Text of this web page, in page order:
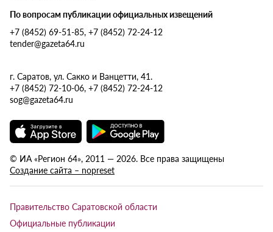
По вопросам публикации официальных извещений
+7 (8452) 69-51-85, +7 (8452) 72-24-12
tender@gazeta64.ru
г. Саратов, ул. Сакко и Ванцетти, 41.
+7 (8452) 72-10-06, +7 (8452) 72-24-12
sog@gazeta64.ru
© ИА «Регион 64», 2011 — 2026. Все права защищены
Создание сайта – nopreset
Правительство Саратовской области
Официальные публикации